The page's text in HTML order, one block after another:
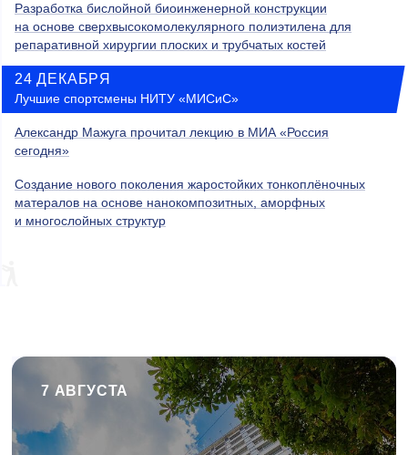
Разработка бислойной биоинженерной конструкции
на основе сверхвысокомолекулярного полиэтилена для
репаративной хирургии плоских и трубчатых костей
24 ДЕКАБРЯ
Лучшие спортсмены НИТУ «МИСиС»
Александр Мажуга прочитал лекцию в МИА «Россия
сегодня»
Создание нового поколения жаростойких тонкоплёночных
матералов на основе нанокомпозитных, аморфных
и многослойных структур
7 АВГУСТА